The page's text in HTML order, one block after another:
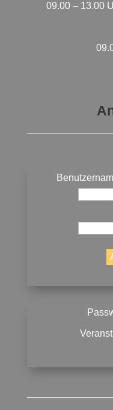
09.00 – 13.00